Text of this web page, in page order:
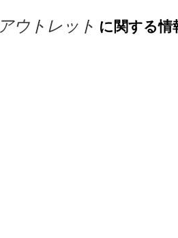
ウトレット に関する情